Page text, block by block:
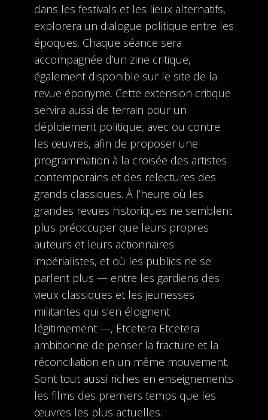
dans les festivals et les lieux alternatifs,
explorera un dialogue politique entre les
époques. Chaque séance sera
accompagnée d’un zine critique,
également disponible sur le site de la
revue éponyme. Cette extension critique
servira aussi de terrain pour un
déploiement politique, avec ou contre
les œuvres, afin de proposer une
programmation à la croisée des artistes
contemporains et des relectures des
grands classiques. À l’heure où les
grandes revues historiques ne semblent
plus préoccuper que leurs propres
auteurs et leurs actionnaires
impérialistes, et où les publics ne se
parlent plus — entre les gardiens des
vieux classiques et les jeunesses
militantes qui s’en éloignent
légitimement —, Etcetera Etcetera
ambitionne de penser la fracture et la
réconciliation en un même mouvement.
Sont tout aussi riches en enseignements
les films des premiers temps que les
œuvres les plus actuelles.